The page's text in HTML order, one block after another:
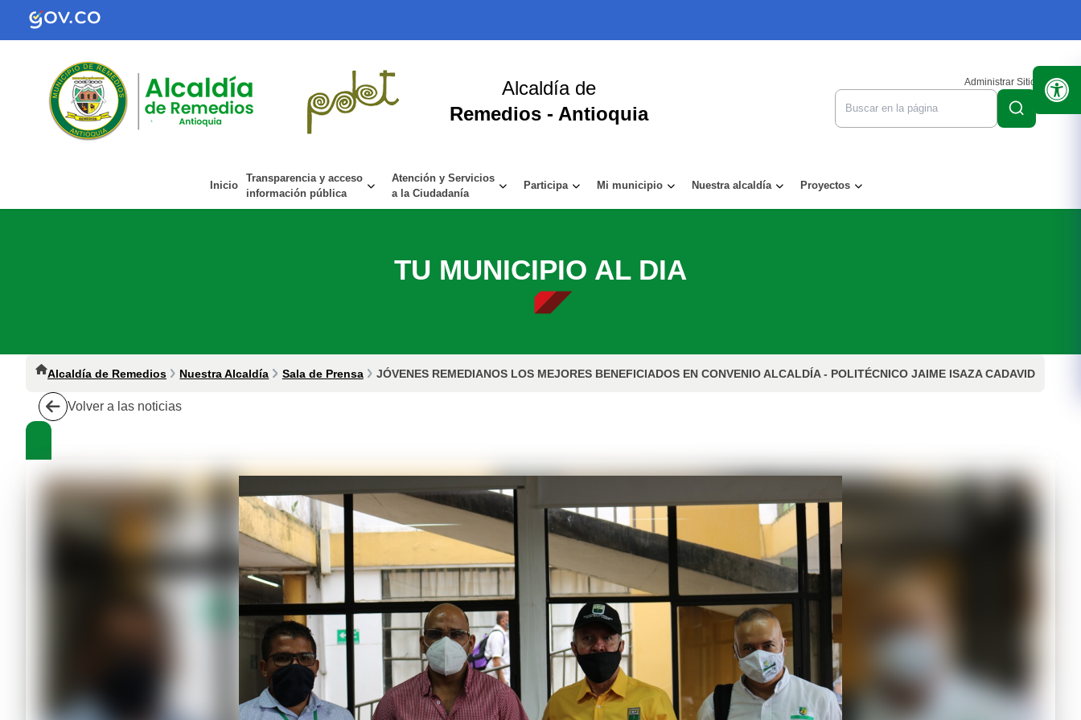
Alcaldía de
Remedios - Antioquia
Administrar Sitio
Inicio
Transparencia y acceso
información pública
Atención y Servicios
a la Ciudadanía
Participa Mi municipio Nuestra alcaldía Proyectos
TU MUNICIPIO AL DIA
Alcaldía de Remedios Nuestra Alcaldía Sala de Prensa JÓVENES REMEDIANOS LOS MEJORES BENEFICIADOS EN CONVENIO ALCALDÍA - POLITÉCNICO JAIME ISAZA CADAVID
Volver a las noticias